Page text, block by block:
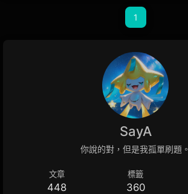
1
SayA
你說的對，但是我孤單刷題。
文章
448
標籤
360